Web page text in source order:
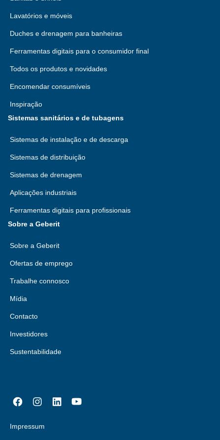
Lavatórios e móveis
Duches e drenagem para banheiras
Ferramentas digitais para o consumidor final
Todos os produtos e novidades
Encomendar consumíveis
Inspiração
Sistemas sanitários e de tubagens
Sistemas de instalação e de descarga
Sistemas de distribuição
Sistemas de drenagem
Aplicações industriais
Ferramentas digitais para profissionais
Sobre a Geberit
Sobre a Geberit
Ofertas de emprego
Trabalhe connosco
Mídia
Contacto
Investidores
Sustentabilidade
Impressum